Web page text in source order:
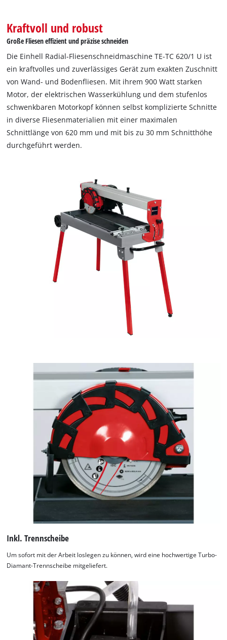
Kraftvoll und robust
Große Fliesen effizient und präzise schneiden
Die Einhell Radial-Fliesenschneidmaschine TE-TC 620/1 U ist
ein kraftvolles und zuverlässiges Gerät zum exakten Zuschnitt
von Wand- und Bodenfliesen. Mit ihrem 900 Watt starken
Motor, der elektrischen Wasserkühlung und dem stufenlos
schwenkbaren Motorkopf können selbst komplizierte Schnitte
in diverse Fliesenmaterialien mit einer maximalen
Schnittlänge von 620 mm und mit bis zu 30 mm Schnitthöhe
durchgeführt werden.
Inkl. Trennscheibe
Um sofort mit der Arbeit loslegen zu können, wird eine hochwertige Turbo-
Diamant-Trennscheibe mitgeliefert.